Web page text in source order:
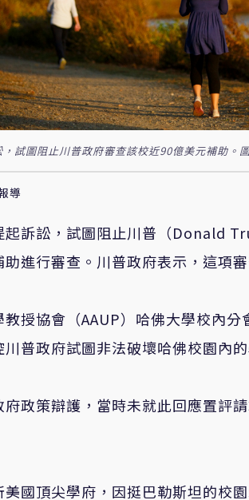
試圖阻止川普政府審查該校近90億美元補助。
導
起訴訟，試圖阻止川普（Donald
進行審查。川普政府表示，這項
授協會（AAUP）哈佛大學校內
普政府試圖非法破壞哈佛校園內
政策辯護，當時未就此回應置評
國頂尖學府，因挺巴勒斯坦的校